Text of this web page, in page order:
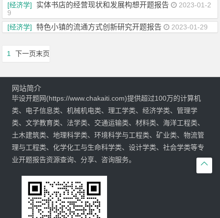
[经济学]
实体书店的经营现状和发展构想开题报告
2023-01-2
9
[经济学]
特色小镇的流通方式创新研究开题报告 2023-01-29
1 下一页末页

网站简介
毕设开题网(https://www.chakaiti.com)提供超过100万的计算机
类、电子信息类、机械机电类、理工学类、经济学类、管理学
类、文学教育类、法学类、交通运输类、材料类、海洋工程类、
土木建筑类、地理科学类、环境科学与工程类、矿业类、物流管
理与工程类、化学化工与生命科学类、设计学类、社会学类等专
业开题报告资源查询、分享、咨询服务。